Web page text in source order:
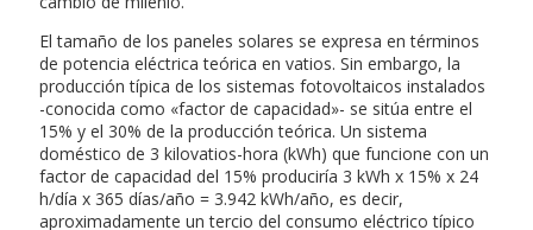
El tamaño de los paneles solares se expresa en términos
de potencia eléctrica teórica en vatios. Sin embargo, la
producción típica de los sistemas fotovoltaicos instalados
-conocida como «factor de capacidad»- se sitúa entre el
15% y el 30% de la producción teórica. Un sistema
doméstico de 3 kilovatios-hora (kWh) que funcione con un
factor de capacidad del 15% produciría 3 kWh x 15% x 24
h/día x 365 días/año = 3.942 kWh/año, es decir,
aproximadamente un tercio del consumo eléctrico típico